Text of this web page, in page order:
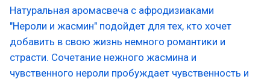
Натуральная аромасвеча с афродизиаками
"Нероли и жасмин" подойдет для тех, кто хочет
добавить в свою жизнь немного романтики и
страсти. Сочетание нежного жасмина и
чувственного нероли пробуждает чувственность и